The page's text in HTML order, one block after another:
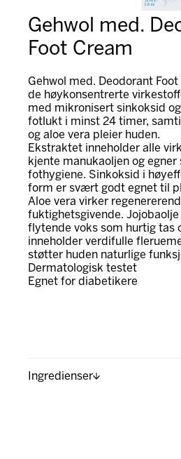
Gehwol med.
Foot Cream
Gehwol med. Deodorant
de høykonsentrerte
med mikronisert sinkoksid
fotlukt i minst 24 timer,
og aloe vera pleier huden.
Ekstraktet inneholder alle
kjente manukaoljen og
fothygiene. Sinkoksid i
form er svært godt egnet til
Aloe vera virker
fuktighetsgivende.
flytende voks som hurtig tas
inneholder verdifulle
støtter huden naturlige
Dermatologisk testet
Egnet for diabetikere
Ingredienser